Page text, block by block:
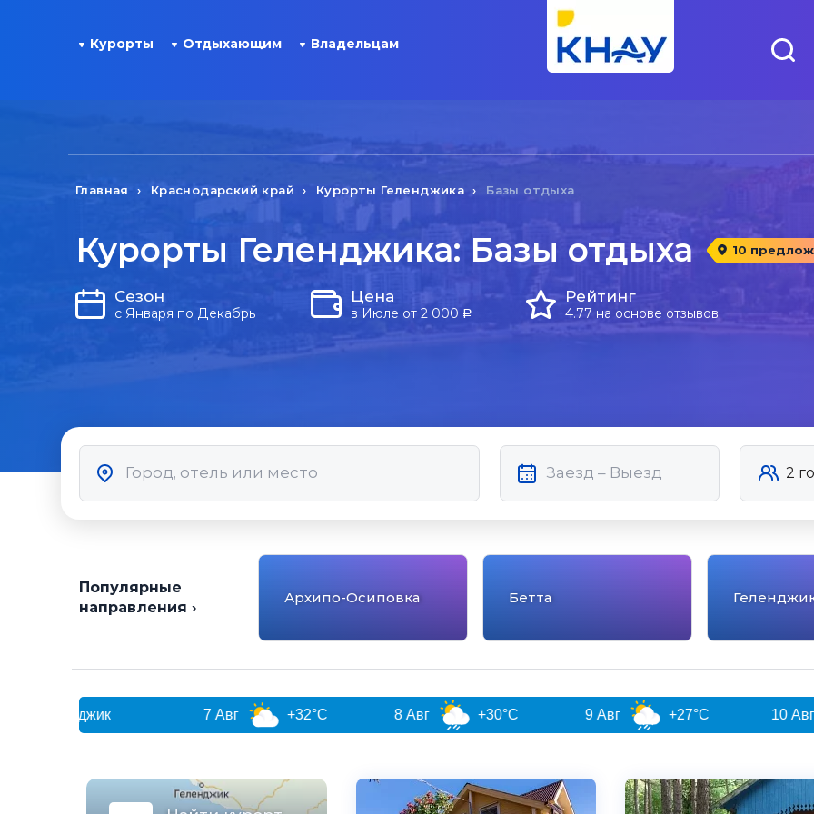
Курорты Отдыхающим Владельцам
Главная Краснодарский край Курорты Геленджика Базы отдыха
Курорты Геленджика: Базы отдыха 10
Сезон
с Января по Декабрь
Цена
в Июле от 2 000 a
Рейтинг
4.77 на основе отзывов
Популярные
направления ›
Архипо-Осиповка Бетта
+32°C 8 Авг +30°C 9 Авг +27°C 10 Авг +28°C